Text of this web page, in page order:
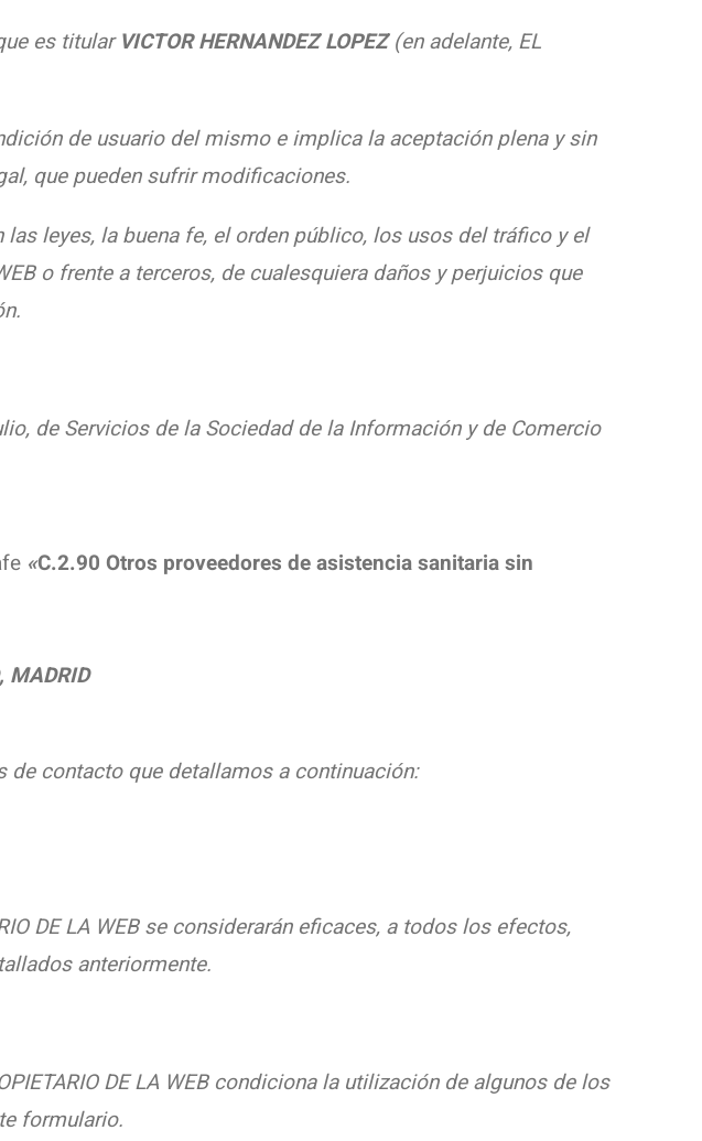
es titularVICTOR HERNANDEZ LOPEZ (en adelante, EL
de usuario del mismo e implica la aceptación plena y sin
que pueden sufrir modificaciones.
leyes, la buena fe, el orden público, los usos del tráfico y el
o frente a terceros, de cualesquiera daños y perjuicios que
de Servicios de la Sociedad de la Información y de Comercio
«C.2.90 Otros proveedores de asistencia sanitaria sin
MADRID
contacto que detallamos a continuación:
DE LA WEB se considerarán eficaces, a todos los efectos,
anteriormente.
DE LA WEB condiciona la utilización de algunos de los
formulario.